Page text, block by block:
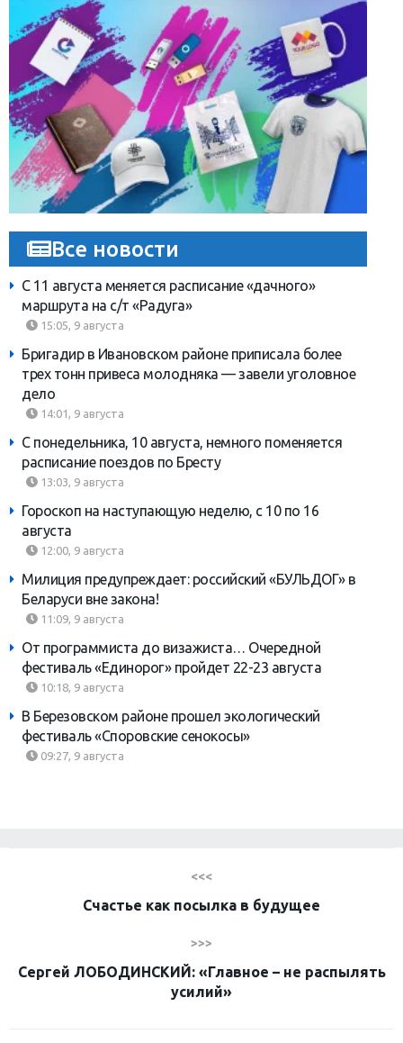
Все новости
С 11 августа меняется расписание «дачного»
маршрута на с/т «Радуга»
15:05, 9 августа
Бригадир в Ивановском районе приписала более
трех тонн привеса молодняка — завели уголовное
дело
14:01, 9 августа
С понедельника, 10 августа, немного поменяется
расписание поездов по Бресту
13:03, 9 августа
Гороскоп на наступающую неделю, с 10 по 16
августа
12:00, 9 августа
Милиция предупреждает: российский «БУЛЬДОГ» в
Беларуси вне закона!
11:09, 9 августа
От программиста до визажиста… Очередной
фестиваль «Единорог» пройдет 22-23 августа
10:18, 9 августа
В Березовском районе прошел экологический
фестиваль «Споровские сенокосы»
09:27, 9 августа
<<<
Счастье как посылка в будущее
>>>
Сергей ЛОБОДИНСКИЙ: «Главное – не распылять
усилий»